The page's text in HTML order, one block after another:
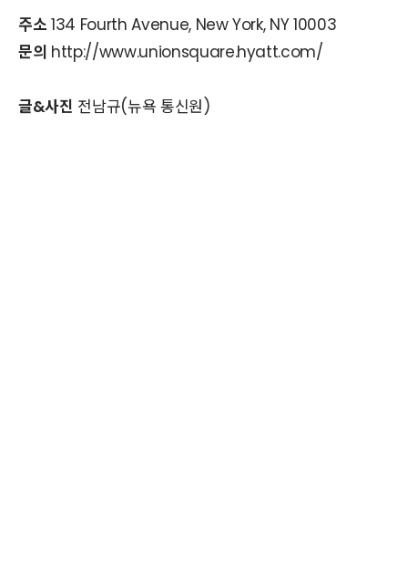
주소 134 Fourth Avenue, New York, NY 10003
문의 http://www.unionsquare.hyatt.com/
글&사진 전남규(뉴욕 통신원)